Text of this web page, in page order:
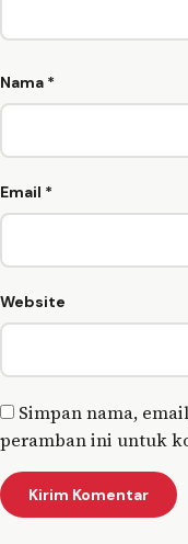
Nama *
Email *
Website
Simpan nama,
peramban ini untuk